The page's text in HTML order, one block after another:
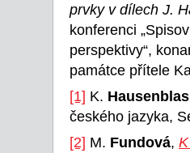
prvky v dílech J.
konferenci
perspektivy“,
památce přítele
[1] K. Hausenblas
českého jazyka,
[2] M. Fundová,